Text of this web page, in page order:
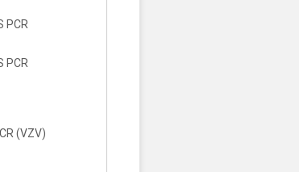
PCR
PCR
(VZV)